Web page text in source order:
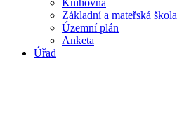
Knihovna
Základní a mateřská škola
Územní plán
Anketa
Úřad